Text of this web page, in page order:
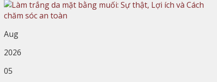
Aug
2026
05